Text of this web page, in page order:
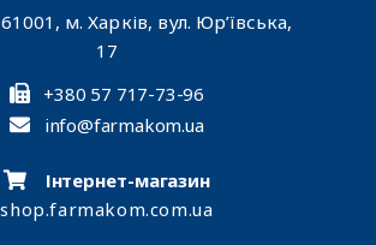
м. Харків, вул. Юр’ївська,
17
+380 57 717-73-96
info@farmakom.ua
Інтернет-магазин
shop.farmakom.com.ua